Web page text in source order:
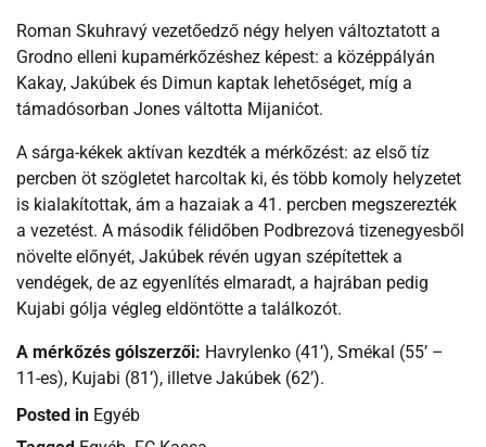
Roman Skuhravý vezetőedző négy helyen változtatott a
Grodno elleni kupamérkőzéshez képest: a középpályán
Kakay, Jakúbek és Dimun kaptak lehetőséget, míg a
támadósorban Jones váltotta Mijanićot.
A sárga-kékek aktívan kezdték a mérkőzést: az első tíz
percben öt szögletet harcoltak ki, és több komoly helyzetet
is kialakítottak, ám a hazaiak a 41. percben megszerezték
a vezetést. A második félidőben Podbrezová tizenegyesből
növelte előnyét, Jakúbek révén ugyan szépítettek a
vendégek, de az egyenlítés elmaradt, a hajrában pedig
Kujabi gólja végleg eldöntötte a találkozót.
A mérkőzés gólszerzői: Havrylenko (41’), Smékal (55’ –
11-es), Kujabi (81’), illetve Jakúbek (62’).
Posted in Egyéb